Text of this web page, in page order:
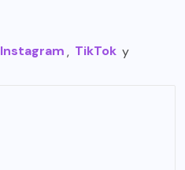
Instagram, TikTok y